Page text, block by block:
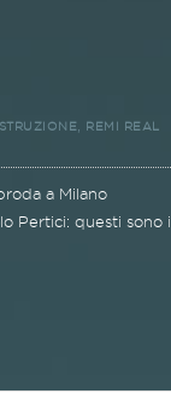
,
REMI REAL
a Milano
Pertici: questi sono i